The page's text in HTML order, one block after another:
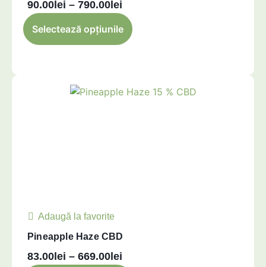
90.00 lei – 790.00 lei
Selectează opțiunile
Adaugă la favorite
Pineapple Haze CBD
83.00 lei – 669.00 lei